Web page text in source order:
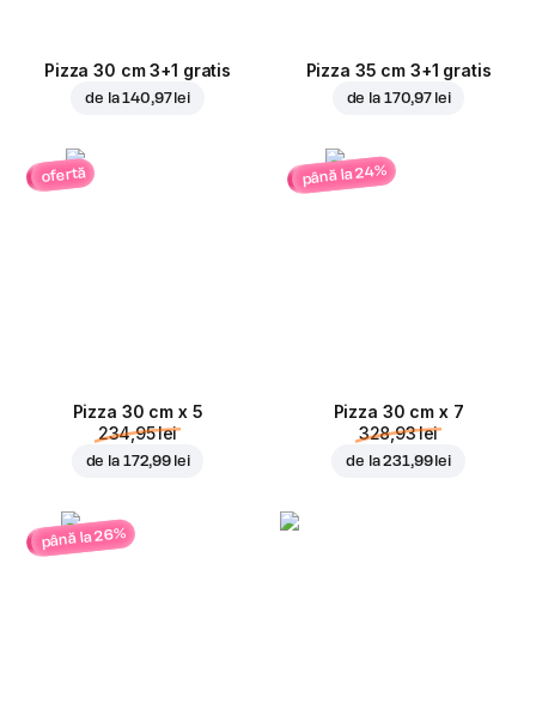
Pizza 30 cm 3+1 gratis
de la140,97 lei
Pizza 35 cm 3+1 gratis
de la 170,97 lei
ofertă
Pizza 30 cm x 5
234,95 lei
de la 172,99 lei
până la 24%
Pizza 30 cm x 7
328,93 lei
de la231,99 lei
până la 26%